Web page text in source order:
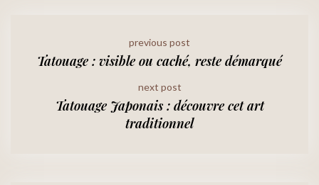
previous post
Tatouage : visible ou caché, reste démarqué
next post
Tatouage Japonais : découvre cet art
traditionnel